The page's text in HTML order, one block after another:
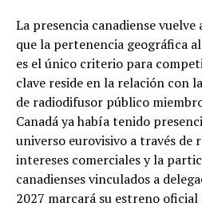
La presencia canadiense
que la pertenencia geográfica
es el único criterio para
clave reside en la relación con
de radiodifusor público
Canadá ya había tenido
universo eurovisivo a través de
intereses comerciales y la
canadienses vinculados a
2027 marcará su estreno oficial